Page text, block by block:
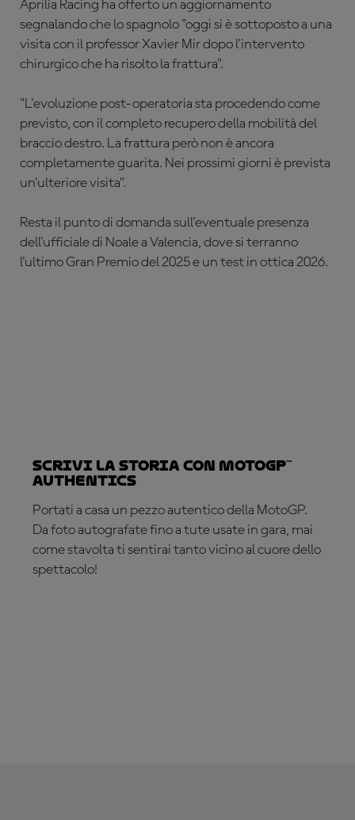
Aprilia Racing ha offerto un aggiornamento
segnalando che lo spagnolo "oggi si è sottoposto a una
visita con il professor Xavier Mir dopo l'intervento
chirurgico che ha risolto la frattura".
"L'evoluzione post-operatoria sta procedendo come
previsto, con il completo recupero della mobilità del
braccio destro. La frattura però non è ancora
completamente guarita. Nei prossimi giorni è prevista
un'ulteriore visita”.
Resta il punto di domanda sull'eventuale presenza
dell'ufficiale di Noale a Valencia, dove si terranno
l'ultimo Gran Premio del 2025 e un test in ottica 2026.
Scrivi la storia con MotoGP™
Authentics
Portati a casa un pezzo autentico della MotoGP.
Da foto autografate fino a tute usate in gara, mai
come stavolta ti sentirai tanto vicino al cuore dello
spettacolo!